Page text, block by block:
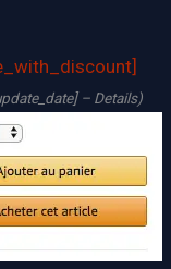
– Details)